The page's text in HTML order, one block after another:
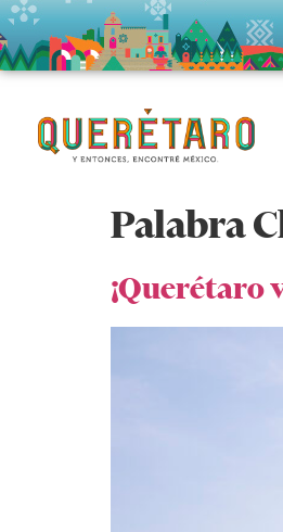
Palabra
¡Querétaro